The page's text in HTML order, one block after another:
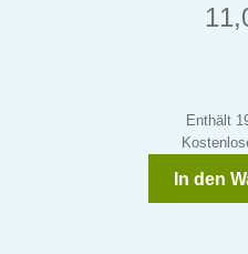
Enthält
In den